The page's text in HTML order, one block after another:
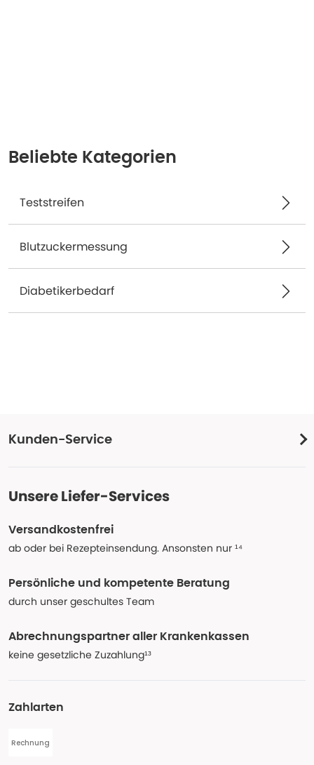
Beliebte Kategorien
Teststreifen
Blutzuckermessung
Diabetikerbedarf
Kunden-Service
Unsere Liefer-Services
Versandkostenfrei
ab oder bei Rezepteinsendung. Ansonsten nur ¹⁴
Persönliche und kompetente Beratung
durch unser geschultes Team
Abrechnungspartner aller Krankenkassen
keine gesetzliche Zuzahlung¹³
Zahlarten
Rechnung